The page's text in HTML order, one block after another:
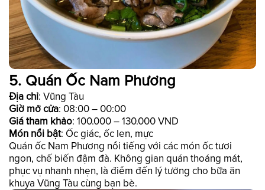
5. Quán Ốc Nam Phương
Địa chỉ: Vũng Tàu
Giờ mở cửa: 08:00 – 00:00
Giá tham khảo: 100.000 – 130.000 VND
Món nổi bật: Ốc giác, ốc len, mực
Quán ốc Nam Phương nổi tiếng với các món ốc tươi
ngon, chế biến đậm đà. Không gian quán thoáng mát,
phục vụ nhanh nhẹn, là điểm đến lý tưởng cho bữa ăn
khuya Vũng Tàu cùng bạn bè.